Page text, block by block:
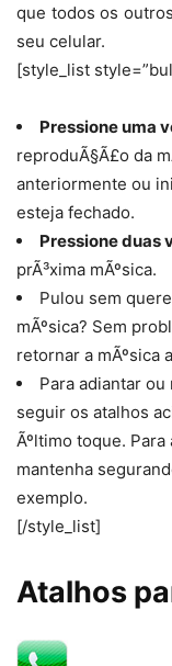
que todos os
seu celular.
[style_list
Pressione uma
reproduÃ§Ã£o da
anteriormente ou
esteja fechado.
Pressione duas
prÃ³xima mÃºsica.
Pulou sem
mÃºsica? Sem
retornar a mÃºsica
Para adiantar
seguir os atalhos
Ãºltimo toque.
mantenha
exemplo.
[/style_list]
Atalhos